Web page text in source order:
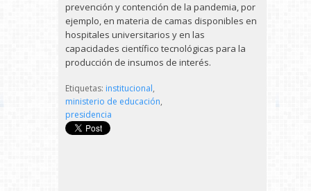
prevención y contención de la pandemia, por
ejemplo, en materia de camas disponibles en
hospitales universitarios y en las
capacidades científico tecnológicas para la
producción de insumos de interés.
Etiquetas: institucional,
ministerio de educación,
presidencia